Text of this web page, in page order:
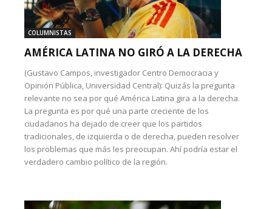
COLUMNISTAS
AMÉRICA LATINA NO GIRÓ A LA DERECHA
(Gustavo Campos, investigador Centro Democracia y
Opinión Pública, Universidad Central): Quizás la pregunta
relevante no sea por qué América Latina gira a la derecha.
La pregunta es por qué una parte creciente de los
ciudadanos ha dejado de creer que los partidos
tradicionales, de izquierda o de derecha, pueden resolver
los problemas que más les preocupan. Ahí podría estar el
verdadero cambio político de la región.